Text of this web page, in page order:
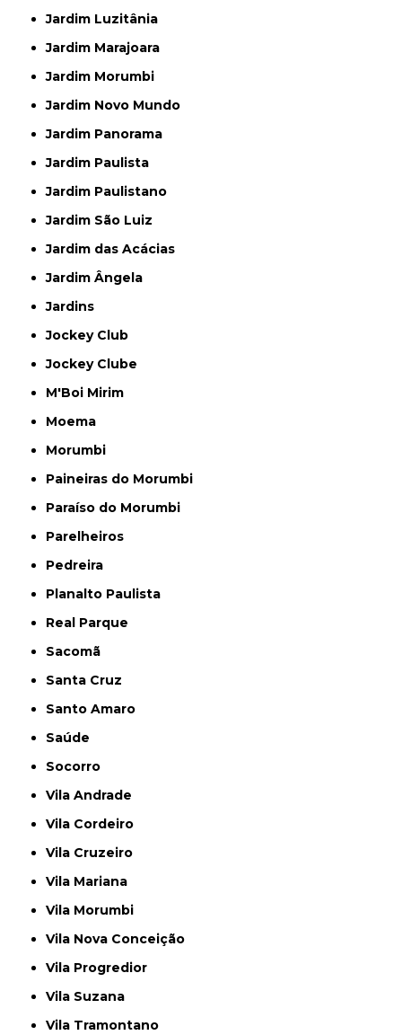
Jardim Luzitânia
Jardim Marajoara
Jardim Morumbi
Jardim Novo Mundo
Jardim Panorama
Jardim Paulista
Jardim Paulistano
Jardim São Luiz
Jardim das Acácias
Jardim Ângela
Jardins
Jockey Club
Jockey Clube
M'Boi Mirim
Moema
Morumbi
Paineiras do Morumbi
Paraíso do Morumbi
Parelheiros
Pedreira
Planalto Paulista
Real Parque
Sacomã
Santa Cruz
Santo Amaro
Saúde
Socorro
Vila Andrade
Vila Cordeiro
Vila Cruzeiro
Vila Mariana
Vila Morumbi
Vila Nova Conceição
Vila Progredior
Vila Suzana
Vila Tramontano